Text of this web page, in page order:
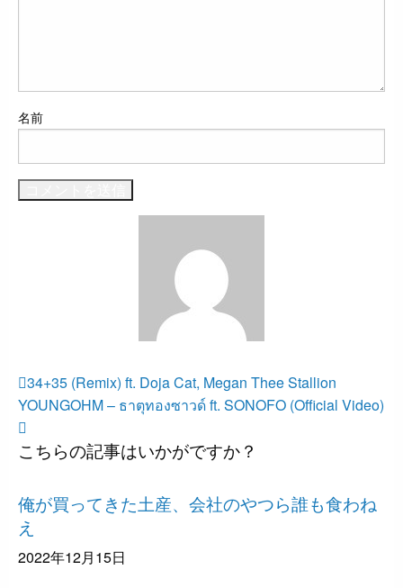
名前
投
稿
ナ
ビ
ー
シ
ョ
前
の
投
稿
34+35 (Remix) ft. Doja Cat, Megan Thee Stallion
次
の
投
YOUNGOHM – ธาตุทองซาวด์ ft. SONOFO (Official Video)
こちらの記事はいかがですか？
俺が買ってきた土産、会社のやつら誰も食わね
え
2022年12月15日